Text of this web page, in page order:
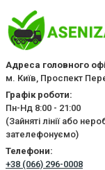
Адреса головного
м. Київ, Проспект
Графік роботи:
Пн-Нд 8:00 - 21:00
(Зайняті лінії або
зателефонуємо)
Телефони:
+38 (066) 296-0008